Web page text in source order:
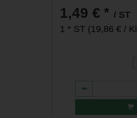
1,49 € * / ST
1 * ST (19,86 € /
Anzahl